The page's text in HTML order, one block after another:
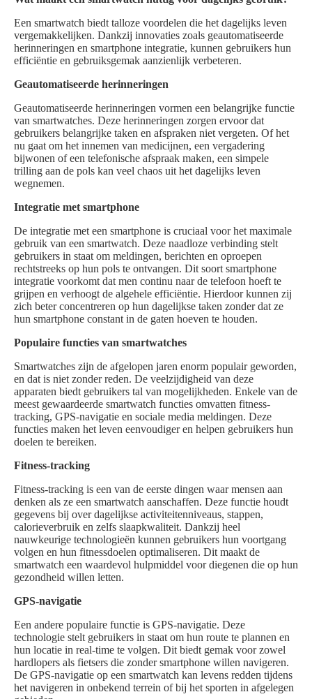
Een smartwatch biedt talloze voordelen die het dagelijks leven
vergemakkelijken. Dankzij innovaties zoals geautomatiseerde
herinneringen en smartphone integratie, kunnen gebruikers hun
efficiëntie en gebruiksgemak aanzienlijk verbeteren.
Geautomatiseerde herinneringen
Geautomatiseerde herinneringen vormen een belangrijke functie
van smartwatches. Deze herinneringen zorgen ervoor dat
gebruikers belangrijke taken en afspraken niet vergeten. Of het
nu gaat om het innemen van medicijnen, een vergadering
bijwonen of een telefonische afspraak maken, een simpele
trilling aan de pols kan veel chaos uit het dagelijks leven
wegnemen.
Integratie met smartphone
De integratie met een smartphone is cruciaal voor het maximale
gebruik van een smartwatch. Deze naadloze verbinding stelt
gebruikers in staat om meldingen, berichten en oproepen
rechtstreeks op hun pols te ontvangen. Dit soort smartphone
integratie voorkomt dat men continu naar de telefoon hoeft te
grijpen en verhoogt de algehele efficiëntie. Hierdoor kunnen zij
zich beter concentreren op hun dagelijkse taken zonder dat ze
hun smartphone constant in de gaten hoeven te houden.
Populaire functies van smartwatches
Smartwatches zijn de afgelopen jaren enorm populair geworden,
en dat is niet zonder reden. De veelzijdigheid van deze
apparaten biedt gebruikers tal van mogelijkheden. Enkele van de
meest gewaardeerde smartwatch functies omvatten fitness-
tracking, GPS-navigatie en sociale media meldingen. Deze
functies maken het leven eenvoudiger en helpen gebruikers hun
doelen te bereiken.
Fitness-tracking
Fitness-tracking is een van de eerste dingen waar mensen aan
denken als ze een smartwatch aanschaffen. Deze functie houdt
gegevens bij over dagelijkse activiteitenniveaus, stappen,
calorieverbruik en zelfs slaapkwaliteit. Dankzij heel
nauwkeurige technologieën kunnen gebruikers hun voortgang
volgen en hun fitnessdoelen optimaliseren. Dit maakt de
smartwatch een waardevol hulpmiddel voor diegenen die op hun
gezondheid willen letten.
GPS-navigatie
Een andere populaire functie is GPS-navigatie. Deze
technologie stelt gebruikers in staat om hun route te plannen en
hun locatie in real-time te volgen. Dit biedt gemak voor zowel
hardlopers als fietsers die zonder smartphone willen navigeren.
De GPS-navigatie op een smartwatch kan levens redden tijdens
het navigeren in onbekend terrein of bij het sporten in afgelegen